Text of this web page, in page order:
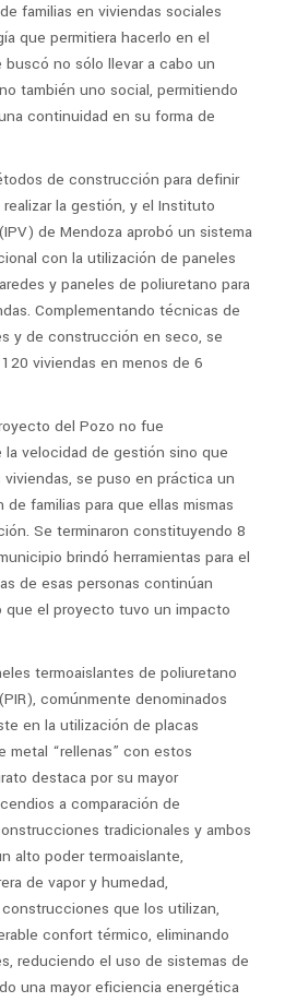
familias en viviendas sociales
que permitiera hacerlo en el
no sólo llevar a cabo un
también uno social, permitiendo
continuidad en su forma de
de construcción para definir
la gestión, y el Instituto
de Mendoza aprobó un sistema
con la utilización de paneles
y paneles de poliuretano para
Complementando técnicas de
y de construcción en seco, se
viviendas en menos de 6
del Pozo no fue
velocidad de gestión sino que
se puso en práctica un
familias para que ellas mismas
Se terminaron constituyendo 8
brindó herramientas para el
de esas personas continúan
que el proyecto tuvo un impacto
termoaislantes de poliuretano
comúnmente denominados
en la utilización de placas
metal “rellenas” con estos
destaca por su mayor
a comparación de
tradicionales y ambos
alto poder termoaislante,
de vapor y humedad,
que los utilizan,
confort térmico, eliminando
reduciendo el uso de sistemas de
una mayor eficiencia energética